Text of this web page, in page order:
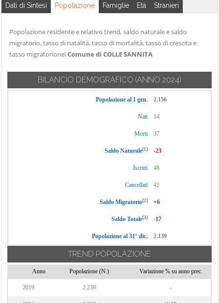
Pietraroja
Santa Croce del
Sassinoro
Solopaca
Tocco Caudio
Torrecuso
Vitulano
Dati di Sintesi Popolazione Famiglie Età Stranieri
Popolazione residente e relativo trend, saldo naturale e saldo
migratorio, tasso di natalità, tasso di mortalità, tasso di crescita e
tasso migratorionelComune di COLLE SANNITA
BILANCIO DEMOGRAFICO (ANNO 2024)
Popolazione al 1 gen. 2.156
Nati 14
Morti 37
Saldo Naturale[1] -23
Iscritti 48
Cancellati 42
Saldo Migratorio[2] +6
Saldo Totale[3] -17
Popolazione al 31° dic. 2.139
TREND POPOLAZIONE
Anno Popolazione (N.) Variazione % su anno prec.
2019 2.239 -